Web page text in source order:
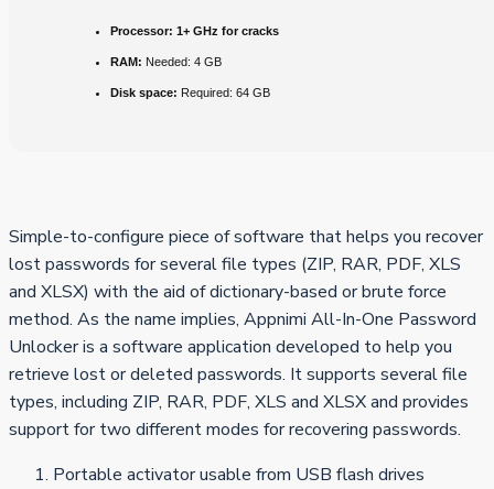
Processor: 1+ GHz for cracks
RAM: Needed: 4 GB
Disk space: Required: 64 GB
Simple-to-configure piece of software that helps you recover
lost passwords for several file types (ZIP, RAR, PDF, XLS
and XLSX) with the aid of dictionary-based or brute force
method. As the name implies, Appnimi All-In-One Password
Unlocker is a software application developed to help you
retrieve lost or deleted passwords. It supports several file
types, including ZIP, RAR, PDF, XLS and XLSX and provides
support for two different modes for recovering passwords.
Portable activator usable from USB flash drives